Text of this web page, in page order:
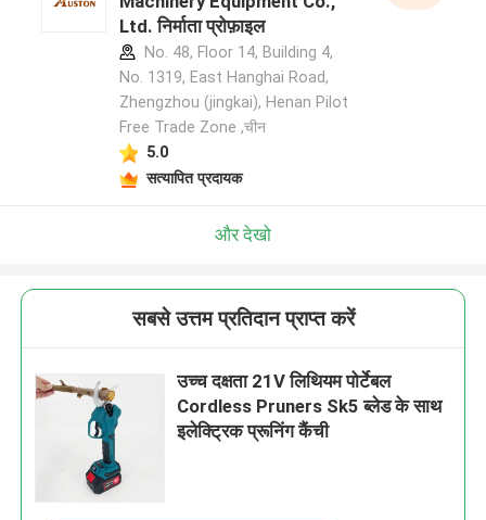
Ltd. निर्माता प्रोफ़ाइल
No. 48, Floor 14, Building 4,
No. 1319, East Hanghai Road,
Zhengzhou (jingkai), Henan Pilot
Free Trade Zone ,चीन
5.0
सत्यापित प्रदायक
और देखो
सबसे उत्तम प्रतिदान प्राप्त करें
उच्च दक्षता 21V लिथियम पोर्टेबल
Cordless Pruners Sk5 ब्लेड के साथ
इलेक्ट्रिक प्रूनिंग कैंची